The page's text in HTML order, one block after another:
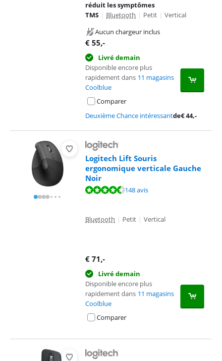
réduit les symptômes
TMS | Bluetooth | Petit | Vertical
Aucun chargeur inclus
€ 55,-
Livré demain
Disponible encore plus
rapidement dans 11 magasins
Coolblue
Comparer
Deuxième Chance intéressantde€44,-
Logitech Lift Souris
ergonomique verticale Gauche
Noir
La note est de 9,1 sur 10, basée sur 148 avis.148 avis
Bluetooth | Petit | Vertical
€ 71,-
Livré demain
Disponible encore plus
rapidement dans 11 magasins
Coolblue
Comparer